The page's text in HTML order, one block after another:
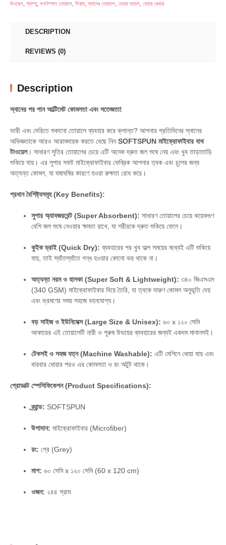
টাওয়েল শ্যাম্পু, সফটস্পান তোয়ালে সিরাম স্নানের তোয়ালে হেয়ার অয়েল হেয়ার কেয়ার
DESCRIPTION
REVIEWS (0)
Description
স্নানের পর পান আল্টিমেট কোমলতা এবং সতেজতা!
ভারী এবং দেরিতে শুকানো তোয়ালে ব্যবহার করে ক্লান্ত? আপনার প্রতিদিনের স্নানের
অভিজ্ঞতাকে আরও আরামদায়ক করতে বেছে নিনSOFTSPUN মাইক্রোফাইবার বাথ
টাওয়েল। সাধারণ সুতির তোয়ালের চেয়ে এটি অনেক দ্রুত জল শুষে নেয় এবং খুব তাড়াতাড়ি
শুকিয়ে যায়। এর সুপার সফট মাইক্রোফাইবার ফেব্রিক আপনার ত্বক এবং চুলের জন্য
অত্যন্ত কোমল, যা ঘষাঘষির কারণে হওয়া রুক্ষতা রোধ করে।
প্রধান বৈশিষ্ট্যসমূহ (Key Benefits):
সুপার অ্যাবজরবেন্ট (Super Absorbent): সাধারণ তোয়ালের চেয়ে কয়েকগুণ
বেশি জল শুষে নেওয়ার ক্ষমতা রাখে, যা শরীরকে দ্রুত শুকিয়ে ফেলে।
কুইক ড্রাই (Quick Dry): ব্যবহারের পর খুব অল্প সময়ের মধ্যেই এটি শুকিয়ে
যায়, তাই স্যাঁতস্যাঁতে গন্ধ হওয়ার কোনো ভয় থাকে না।
অত্যন্ত নরম ও হালকা (Super Soft & Lightweight): ৩৪০ জিএসএম
(340 GSM) মাইক্রোফাইবার দিয়ে তৈরি, যা ত্বকে দারুণ কোমল অনুভূতি দেয়
এবং ভ্রমণের সময় সহজে বহনযোগ্য।
বড় সাইজ ও ইউনিসেক্স (Large Size & Unisex): ৬০ x ১২০ সেমি
আকারের এই তোয়ালেটি নারী ও পুরুষ উভয়ের ব্যবহারের জন্যই একদম মানানসই।
টেকসই ও সহজ যত্ন (Machine Washable): এটি মেশিনে ধোয়া যায় এবং
বারবার ধোয়ার পরও এর কোমলতা ও রং অটুট থাকে।
প্রোডাক্ট স্পেসিফিকেশন (Product Specifications):
ব্র্যান্ড: SOFTSPUN
উপাদান: মাইক্রোফাইবার (Microfiber)
রং: গ্রে (Grey)
মাপ: ৬০ সেমি x ১২০ সেমি (60 x 120 cm)
ওজন: ২৪৪ গ্রাম